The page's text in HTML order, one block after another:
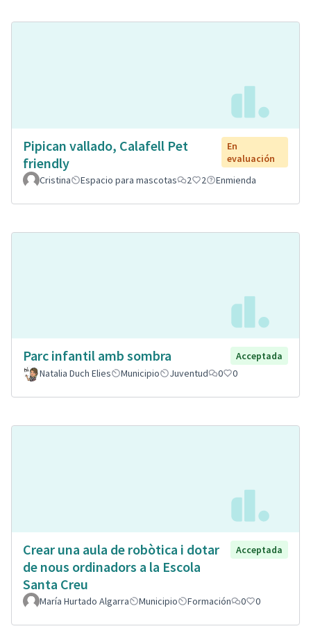
Pipican vallado, Calafell Pet
friendly
En
evaluación
Cristina
Espacio para mascotas 2 2 Enmienda
Parc infantil amb sombra
Acceptada
Natalia Duch Elies
Municipio Juventud 0 0
Crear una aula de robòtica i dotar
de nous ordinadors a la Escola
Santa Creu
Acceptada
María Hurtado Algarra Municipio Formación 0 0